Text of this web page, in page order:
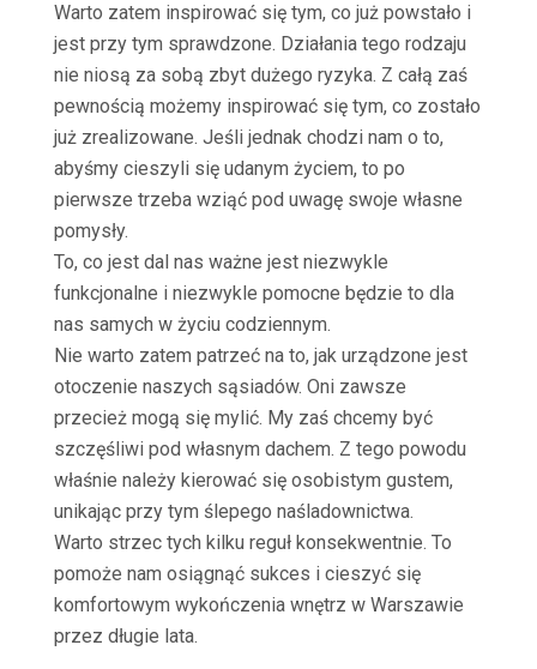
Warto zatem inspirować się tym, co już powstało i
jest przy tym sprawdzone. Działania tego rodzaju
nie niosą za sobą zbyt dużego ryzyka. Z całą zaś
pewnością możemy inspirować się tym, co zostało
już zrealizowane. Jeśli jednak chodzi nam o to,
abyśmy cieszyli się udanym życiem, to po
pierwsze trzeba wziąć pod uwagę swoje własne
pomysły.
To, co jest dal nas ważne jest niezwykle
funkcjonalne i niezwykle pomocne będzie to dla
nas samych w życiu codziennym.
Nie warto zatem patrzeć na to, jak urządzone jest
otoczenie naszych sąsiadów. Oni zawsze
przecież mogą się mylić. My zaś chcemy być
szczęśliwi pod własnym dachem. Z tego powodu
właśnie należy kierować się osobistym gustem,
unikając przy tym ślepego naśladownictwa.
Warto strzec tych kilku reguł konsekwentnie. To
pomoże nam osiągnąć sukces i cieszyć się
komfortowym wykończenia wnętrz w Warszawie
przez długie lata.